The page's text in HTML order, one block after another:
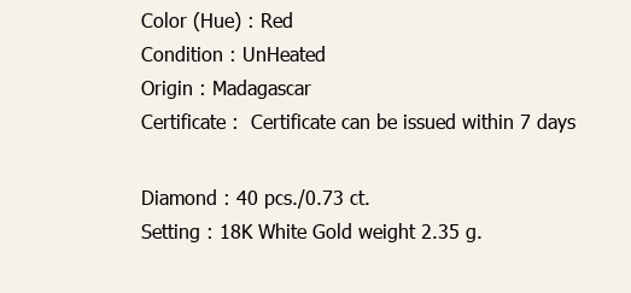
Color (Hue) : Red
Condition : UnHeated
Origin : Madagascar
Certificate : Certificate can be issued within 7 days
Diamond : 40 pcs./0.73 ct.
Setting : 18K White Gold weight 2.35 g.